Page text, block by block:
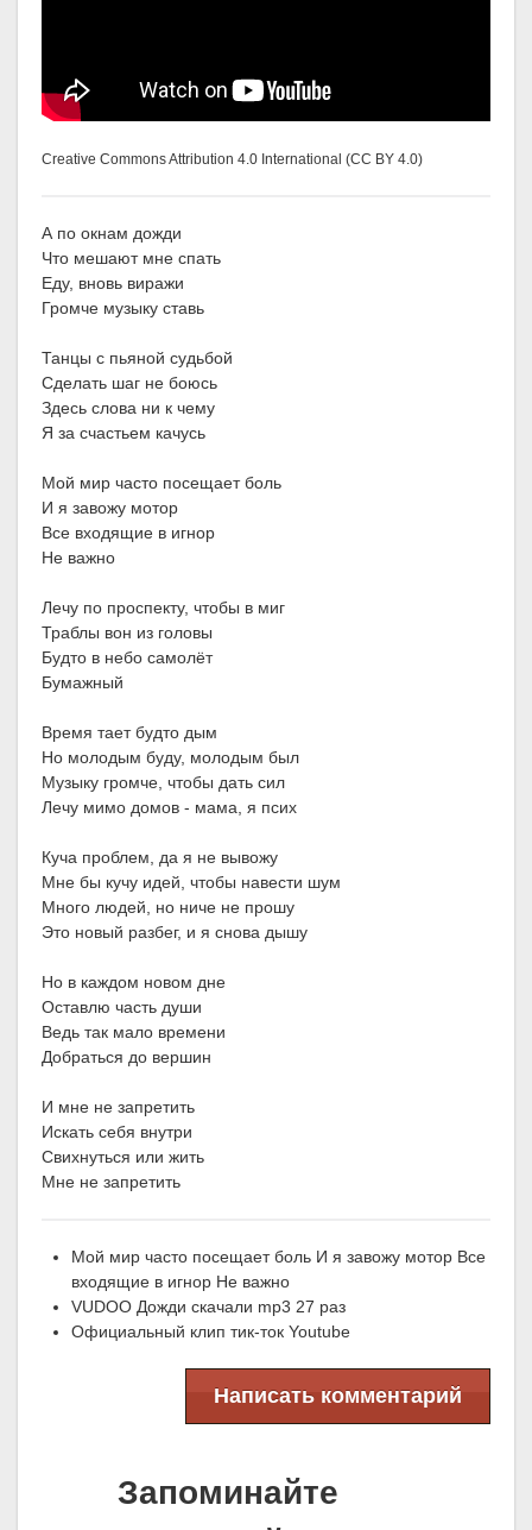
Creative Commons Attribution 4.0 International (CC BY 4.0)
А по окнам дожди
Что мешают мне спать
Еду, вновь виражи
Громче музыку ставь
Танцы с пьяной судьбой
Сделать шаг не боюсь
Здесь слова ни к чему
Я за счастьем качусь
Мой мир часто посещает боль
И я завожу мотор
Все входящие в игнор
Не важно
Лечу по проспекту, чтобы в миг
Траблы вон из головы
Будто в небо самолёт
Бумажный
Время тает будто дым
Но молодым буду, молодым был
Музыку громче, чтобы дать сил
Лечу мимо домов - мама, я псих
Куча проблем, да я не вывожу
Мне бы кучу идей, чтобы навести шум
Много людей, но ниче не прошу
Это новый разбег, и я снова дышу
Но в каждом новом дне
Оставлю часть души
Ведь так мало времени
Добраться до вершин
И мне не запретить
Искать себя внутри
Свихнуться или жить
Мне не запретить
Мой мир часто посещает боль И я завожу мотор Все
входящие в игнор Не важно
VUDOO Дожди скачали mp3 27 раз
Официальный клип тик-ток Youtube
Написать комментарий
Запоминайте